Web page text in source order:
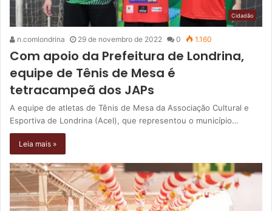
Cidadão
n.comlondrina 29 de novembro de 2022 0 1.160
Com apoio da Prefeitura de Londrina,
equipe de Tênis de Mesa é
tetracampeã dos JAPs
A equipe de atletas de Tênis de Mesa da Associação Cultural e
Esportiva de Londrina (Acel), que representou o município…
Leia mais »